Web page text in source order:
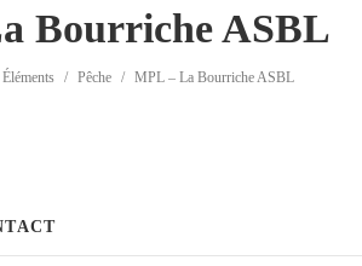
Catégorie Lieu
Bourriche ASBL
Éléments / Pêche / MPL – La Bourriche ASBL